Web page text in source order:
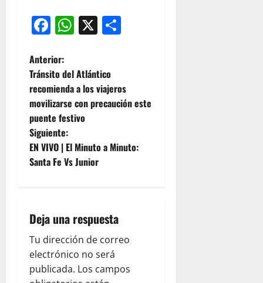
Facebook
WhatsApp
X
Anterior:
Tránsito del Atlántico
recomienda a los viajeros
movilizarse con precaución este
puente festivo
Siguiente:
EN VIVO | El Minuto a Minuto:
Santa Fe Vs Junior
Deja una respuesta
Tu dirección de correo
electrónico no será
publicada. Los campos